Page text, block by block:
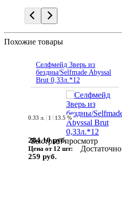
Похожие товары
Селфмейд Зверь из
бездны/Selfmade Abyssal
Brut 0,33л.*12
Быстрый просмотр
0.33 л. 1 13.5 %
284.10 руб.
Цена от 12 шт:
259 руб.
Достаточно